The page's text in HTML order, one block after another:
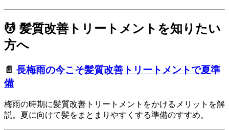
💆 髪質改善トリートメントを知りたい
方へ
📄 長梅雨の今こそ髪質改善トリートメントで夏準
備
梅雨の時期に髪質改善トリートメントをかけるメリットを解
説。夏に向けて髪をまとまりやすくする準備のすすめ。